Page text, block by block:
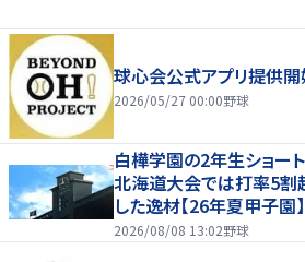
球心会公式アプリ提供開
2026/05/27 00:00野球
白樺学園の2年生ショー
北海道大会では打率5割
した逸材【26年夏甲子園】
2026/08/08 13:02野球